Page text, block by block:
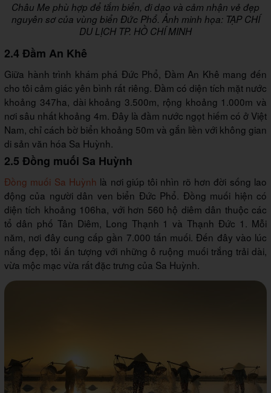
Châu Me phù hợp để tắm biển, đi dạo và cảm nhận vẻ đẹp
nguyên sơ của vùng biển Đức Phổ. Ảnh minh họa: TẠP CHÍ
DU LỊCH TP. HỒ CHÍ MINH
2.4 Đầm An Khê
Giữa hành trình khám phá Đức Phổ, Đầm An Khê mang đến
cho tôi cảm giác yên bình rất riêng. Đầm có diện tích mặt nước
khoảng 347ha, dài khoảng 3.500m, rộng khoảng 1.000m và
nơi sâu nhất khoảng 4m. Đây là đầm nước ngọt hiếm có ở Việt
Nam, chỉ cách bờ biển khoảng 50m và gắn liền với không gian
di sản văn hóa Sa Huỳnh.
2.5 Đồng muối Sa Huỳnh
Đồng muối Sa Huỳnh là nơi giúp tôi nhìn rõ hơn đời sống lao
động của người dân ven biển Đức Phổ. Đồng muối hiện có
diện tích khoảng 106ha, với hơn 560 hộ diêm dân thuộc các
tổ dân phố Tân Diêm, Long Thạnh 1 và Thạnh Đức 1. Mỗi
năm, nơi đây cung cấp gần 7.000 tấn muối. Đến đây vào lúc
nắng đẹp, tôi ấn tượng với những ô ruộng muối trắng trải dài,
vừa mộc mạc vừa rất đặc trưng của Sa Huỳnh.